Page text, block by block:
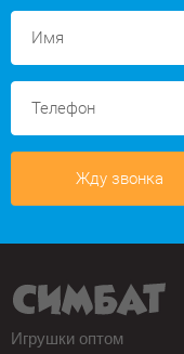
Жду звонка
Игрушки оптом